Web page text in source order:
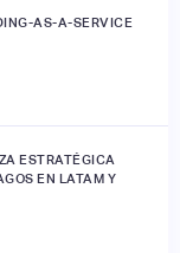
AS-A-SERVICE
ESTRATÉGICA
EN LATAM Y